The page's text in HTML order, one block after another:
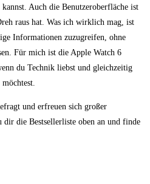
Auch die Benutzeroberfläche ⁤ist
raus hat. Was ich⁢ wirklich mag, ist
Informationen zuzugreifen, ohne
Für mich ist die Apple Watch 6
du Technik liebst und gleichzeitig
und erfreuen ​sich⁣ großer
dir die Bestsellerliste oben an und finde